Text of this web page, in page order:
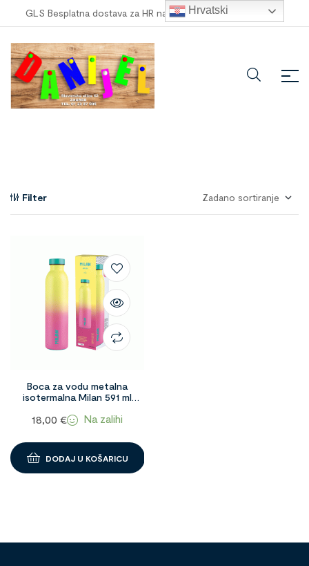
GLS Besplatna dostava za HR narudžbe veće od 100,00 €
Filter
Boca za vodu metalna
isotermalna Milan 591 ml
18,00€ Na zalihi
DODAJ U KOŠARICU
Hrvatski